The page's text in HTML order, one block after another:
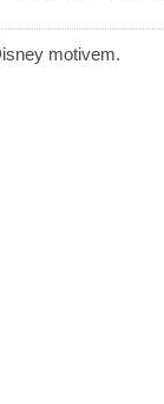
motivem.